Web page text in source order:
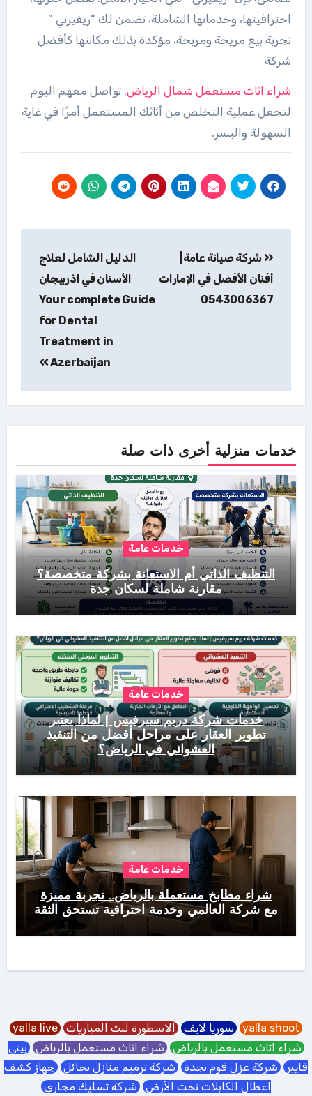
احترافيتها، وخدماتها الشاملة، تضمن لك “ريفيرني ”
تجربة بيع مريحة ومربحة، مؤكدة بذلك مكانتها كأفضل
شركة
شراء اثاث مستعمل شمال الرياض. تواصل معهم اليوم
لتجعل عملية التخلص من أثاثك المستعمل أمرًا في غاية
السهولة واليسر.
المقالات
شركة صيانة عامة|
أفنان الأفضل في الإمارات
0543006367
الدليل الشامل لعلاج
الأسنان في اذربيجان
Your complete Guide
for Dental
Treatment in
Azerbaijan
خدمات منزلية أخرى ذات صلة
خدمات عامة
التنظيف الذاتي أم الاستعانة بشركة متخصصة؟
مقارنة شاملة لسكان جدة
خدمات عامة
خدمات شركة دريم سيرفيس | لماذا يعتبر
تطوير العقار على مراحل أفضل من التنفيذ
العشوائي في الرياض؟
خدمات عامة
شراء مطابخ مستعملة بالرياض.. تجربة مميزة
مع شركة العالمي وخدمة احترافية تستحق الثقة
yalla shoot سوريا لايف الاسطورة لبث المباريات yalla live
شراء اثاث مستعمل بالرياض شراء اثاث مستعمل بالرياض بيتي
فايبر شركة عزل فوم بجدة شركة ترميم منازل بحائل جهاز كشف
اعطال الكابلات تحت الأرض شركة تسليك مجاري